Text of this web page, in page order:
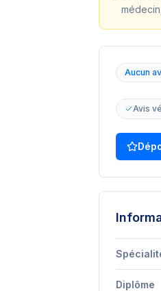
Aucun
Avis
Diplôme